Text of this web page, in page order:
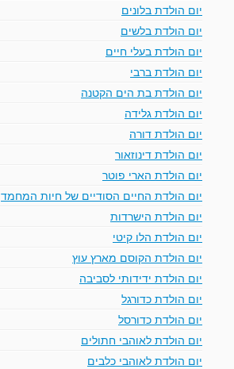
יום הולדת בלונים
יום הולדת בלשים
יום הולדת בעלי חיים
יום הולדת ברבי
יום הולדת בת הים הקטנה
יום הולדת גלידה
יום הולדת דורה
יום הולדת דינוזאור
יום הולדת הארי פוטר
יום הולדת החיים הסודיים של חיות המחמד
יום הולדת הישרדות
יום הולדת הלו קיטי
יום הולדת הקוסם מארץ עוץ
יום הולדת ידידותי לסביבה
יום הולדת כדורגל
יום הולדת כדורסל
יום הולדת לאוהבי חתולים
יום הולדת לאוהבי כלבים